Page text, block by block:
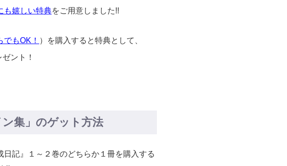
も嬉しい特典をご用意しました!!
でもOK！ ）を購入すると特典として、
ント！
集」のゲット方法
記』１～２巻のどちらか１冊を購入する